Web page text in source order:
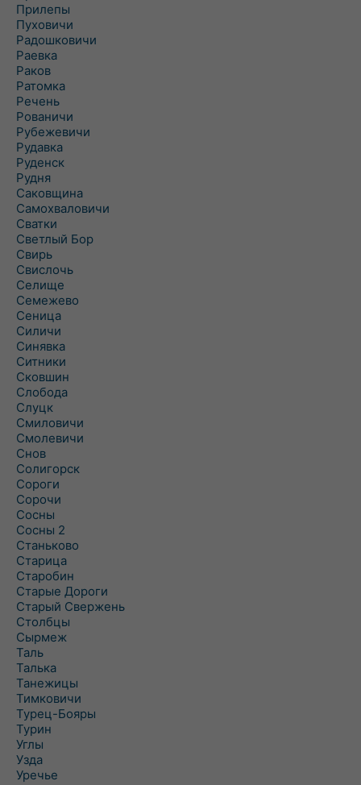
Прилепы
Пуховичи
Радошковичи
Раевка
Раков
Ратомка
Речень
Рованичи
Рубежевичи
Рудавка
Руденск
Рудня
Саковщина
Самохваловичи
Сватки
Светлый Бор
Свирь
Свислочь
Селище
Семежево
Сеница
Силичи
Синявка
Ситники
Сковшин
Слобода
Слуцк
Смиловичи
Смолевичи
Снов
Солигорск
Сороги
Сорочи
Сосны
Сосны 2
Станьково
Старица
Старобин
Старые Дороги
Старый Свержень
Столбцы
Сырмеж
Таль
Талька
Танежицы
Тимковичи
Турец-Бояры
Турин
Углы
Узда
Уречье